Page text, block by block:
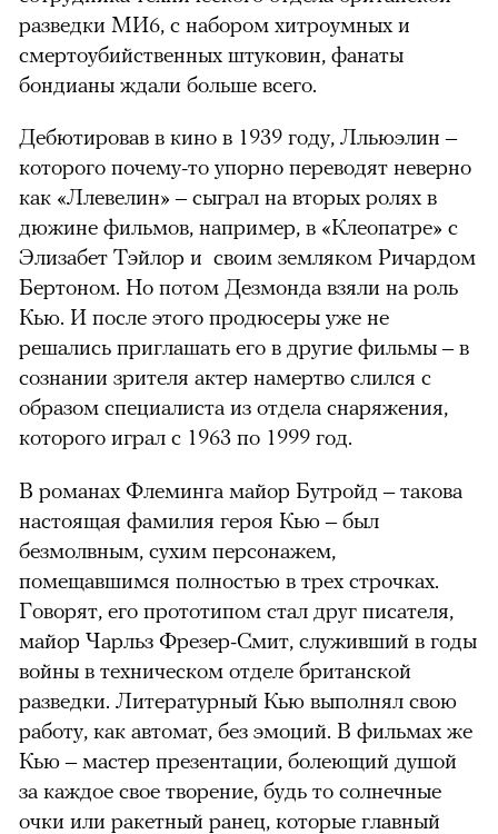
разведки МИ6, с набором хитроумных и
смертоубийственных штуковин, фанаты
бондианы ждали больше всего.
Дебютировав в кино в 1939 году, Лльюэлин –
которого почему-то упорно переводят неверно
как «Ллевелин» – сыграл на вторых ролях в
дюжине фильмов, например, в «Клеопатре» с
Элизабет Тэйлор и своим земляком Ричардом
Бертоном. Но потом Дезмонда взяли на роль
Кью. И после этого продюсеры уже не
решались приглашать его в другие фильмы – в
сознании зрителя актер намертво слился с
образом специалиста из отдела снаряжения,
которого играл с 1963 по 1999 год.
В романах Флеминга майор Бутройд – такова
настоящая фамилия героя Кью – был
безмолвным, сухим персонажем,
помещавшимся полностью в трех строчках.
Говорят, его прототипом стал друг писателя,
майор Чарльз Фрезер-Смит, служивший в годы
войны в техническом отделе британской
разведки. Литературный Кью выполнял свою
работу, как автомат, без эмоций. В фильмах же
Кью – мастер презентации, болеющий душой
за каждое свое творение, будь то солнечные
очки или ракетный ранец, которые главный